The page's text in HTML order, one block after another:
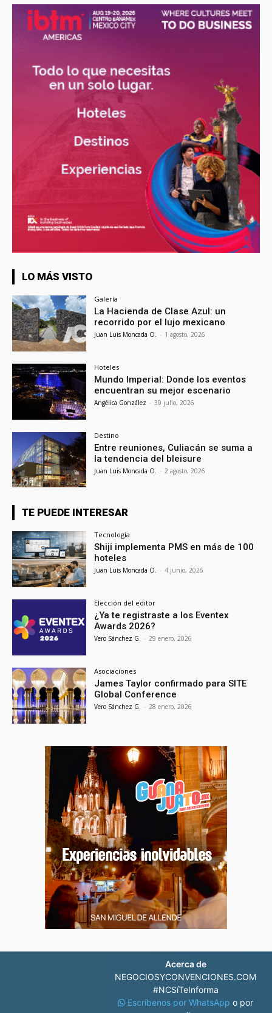
LO MÁS VISTO
Galería
La Hacienda de Clase Azul: un
recorrido por el lujo mexicano
Juan Luis Moncada O. - 1 agosto, 2026
Hoteles
Mundo Imperial: Donde los eventos
encuentran su mejor escenario
Angélica González - 30 julio, 2026
Destino
Entre reuniones, Culiacán se suma a
la tendencia del bleisure
Juan Luis Moncada O. - 2 agosto, 2026
TE PUEDE INTERESAR
Tecnología
Shiji implementa PMS en más de 100
hoteles
Juan Luis Moncada O. - 4 junio, 2026
Elección del editor
¿Ya te registraste a los Eventex
Awards 2026?
Vero Sánchez G. - 29 enero, 2026
Asociaciones
James Taylor confirmado para SITE
Global Conference
Vero Sánchez G. - 28 enero, 2026
Acerca de
NEGOCIOSYCONVENCIONES.COM
#NCSíTeInforma
Escríbenos por WhatsAppo por